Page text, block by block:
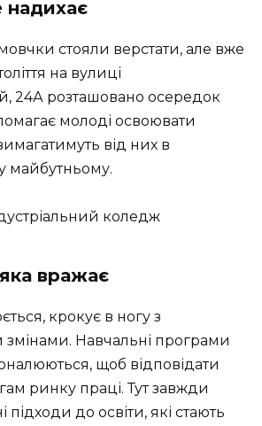
надихає
стояли верстати, але вже
на вулиці
24А розташовано осередок
молоді освоювати
від них в
майбутньому.
вражає
крокує в ногу з
змінами. Навчальні програми
щоб відповідати
ринку праці. Тут завжди
підходи до освіти, які стають